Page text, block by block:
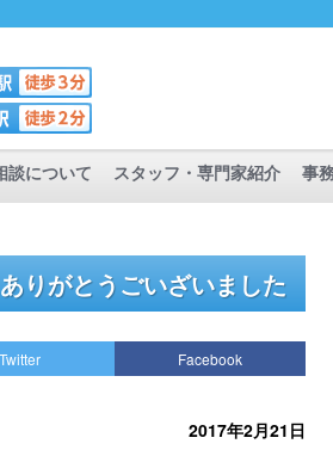
談について スタッフ・専門家紹介 事
りがとうごいざいました
Twitter Facebook
2017年2月21日